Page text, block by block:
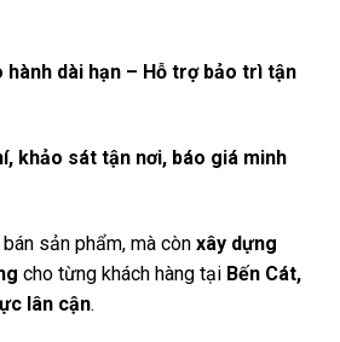
hành dài hạn – Hỗ trợ bảo trì tận
khảo sát tận nơi, báo giá minh
sản phẩm, mà còn xây dựng
cho từng khách hàng tại Bến Cát,
lân cận.